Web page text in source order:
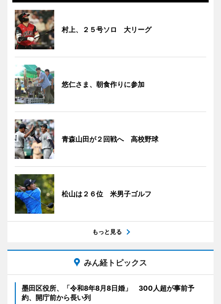
村上、２５号ソロ 大リーグ
悠仁さま、朝食作りに参加
青森山田が２回戦へ 高校野球
松山は２６位 米男子ゴルフ
もっと見る
みん経トピックス
墨田区役所、「令和8年8月8日婚」 300人超が事前予
約、開庁前から長い列